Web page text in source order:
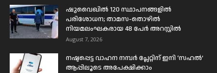
ഷുവൈഖിൽ 120 സ്ഥാപനങ്ങളിൽ
പരിശോധന; താമസ-തൊഴിൽ
നിയമലംഘകരായ 48 പേർ അറസ്റ്റിൽ
August 7, 2026
നഷ്ടപ്പെട്ട വാഹന നമ്പർ പ്ലേറ്റിന് ഇനി ‘സഹൽ’
ആപ്പിലൂടെ അപേക്ഷിക്കാം